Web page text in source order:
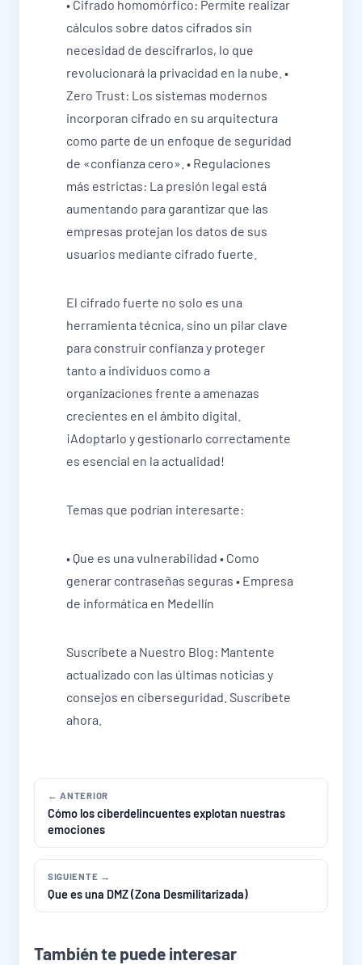
• Cifrado homomórfico: Permite realizar
cálculos sobre datos cifrados sin
necesidad de descifrarlos, lo que
revolucionará la privacidad en la nube. •
Zero Trust: Los sistemas modernos
incorporan cifrado en su arquitectura
como parte de un enfoque de seguridad
de «confianza cero». • Regulaciones
más estrictas: La presión legal está
aumentando para garantizar que las
empresas protejan los datos de sus
usuarios mediante cifrado fuerte.
El cifrado fuerte no solo es una
herramienta técnica, sino un pilar clave
para construir confianza y proteger
tanto a individuos como a
organizaciones frente a amenazas
crecientes en el ámbito digital.
¡Adoptarlo y gestionarlo correctamente
es esencial en la actualidad!
Temas que podrían interesarte:
• Que es una vulnerabilidad • Como
generar contraseñas seguras • Empresa
de informática en Medellín
Suscríbete a Nuestro Blog: Mantente
actualizado con las últimas noticias y
consejos en ciberseguridad. Suscríbete
ahora.
← ANTERIOR
Cómo los ciberdelincuentes explotan nuestras
emociones
SIGUIENTE →
Que es una DMZ (Zona Desmilitarizada)
También te puede interesar